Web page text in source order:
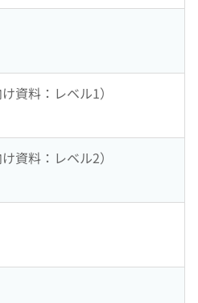
資料：レベル1）
資料：レベル2）